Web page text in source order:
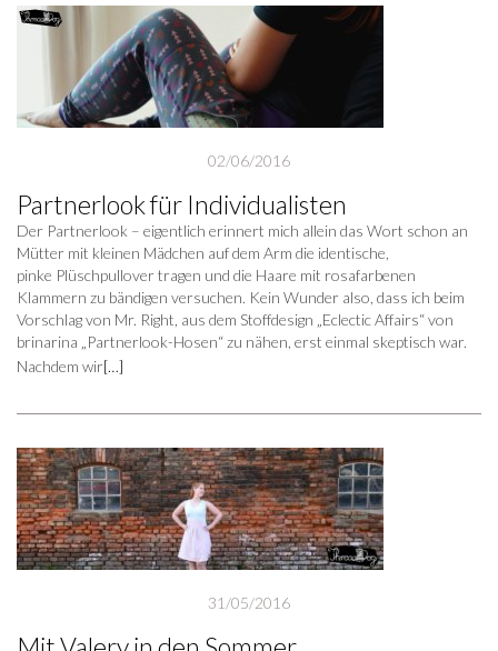
02/06/2016
Partnerlook für Individualisten
Der Partnerlook – eigentlich erinnert mich allein das Wort schon an
Mütter mit kleinen Mädchen auf dem Arm die identische,
pinke Plüschpullover tragen und die Haare mit rosafarbenen
Klammern zu bändigen versuchen. Kein Wunder also, dass ich beim
Vorschlag von Mr. Right, aus dem Stoffdesign „Eclectic Affairs“ von
brinarina „Partnerlook-Hosen“ zu nähen, erst einmal skeptisch war.
Nachdem wir[…]
31/05/2016